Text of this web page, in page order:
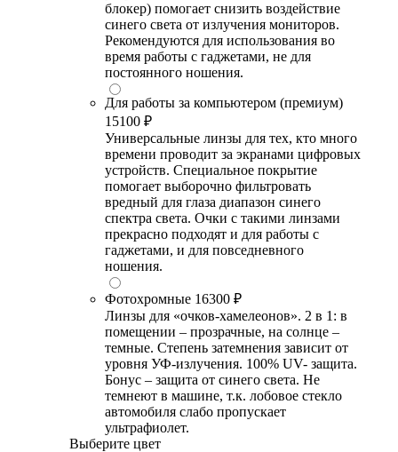
блокер) помогает снизить воздействие
синего света от излучения мониторов.
Рекомендуются для использования во
время работы с гаджетами, не для
постоянного ношения.
Для работы за компьютером (премиум)
15100 ₽
Универсальные линзы для тех, кто много
времени проводит за экранами цифровых
устройств. Специальное покрытие
помогает выборочно фильтровать
вредный для глаза диапазон синего
спектра света. Очки с такими линзами
прекрасно подходят и для работы с
гаджетами, и для повседневного
ношения.
Фотохромные 16300 ₽
Линзы для «очков-хамелеонов». 2 в 1: в
помещении – прозрачные, на солнце –
темные. Степень затемнения зависит от
уровня УФ-излучения. 100% UV- защита.
Бонус – защита от синего света. Не
темнеют в машине, т.к. лобовое стекло
автомобиля слабо пропускает
ультрафиолет.
Выберите цвет